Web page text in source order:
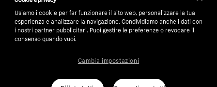
number: 556737-0431
Usiamo i cookie per far funzionare il sito web, personalizzare la tua
esperienza e analizzare la navigazione. Condividiamo anche i dati con
i nostri partner pubblicitari. Puoi gestire le preferenze o revocare il
consenso quando vuoi.
Cambia impostazioni